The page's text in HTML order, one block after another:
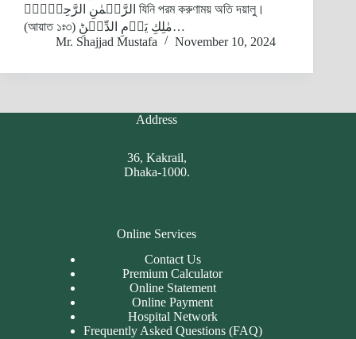
الرَّحۡمٰنِ الرَّحِيۡمِۙ‏ যিনি পরম করুণাময় অতি দয়ালু।
(আয়াত ১ঃ৩) مٰلِكِ يَوۡمِ الدِّيۡنِؕ‏…
Mr. Shajjad Mustafa
November 10, 2024
Address
36, Kakrail,
Dhaka-1000.
Online Services
Contact Us
Premium Calculator
Online Statement
Online Payment
Hospital Network
Frequently Asked Questions (FAQ)